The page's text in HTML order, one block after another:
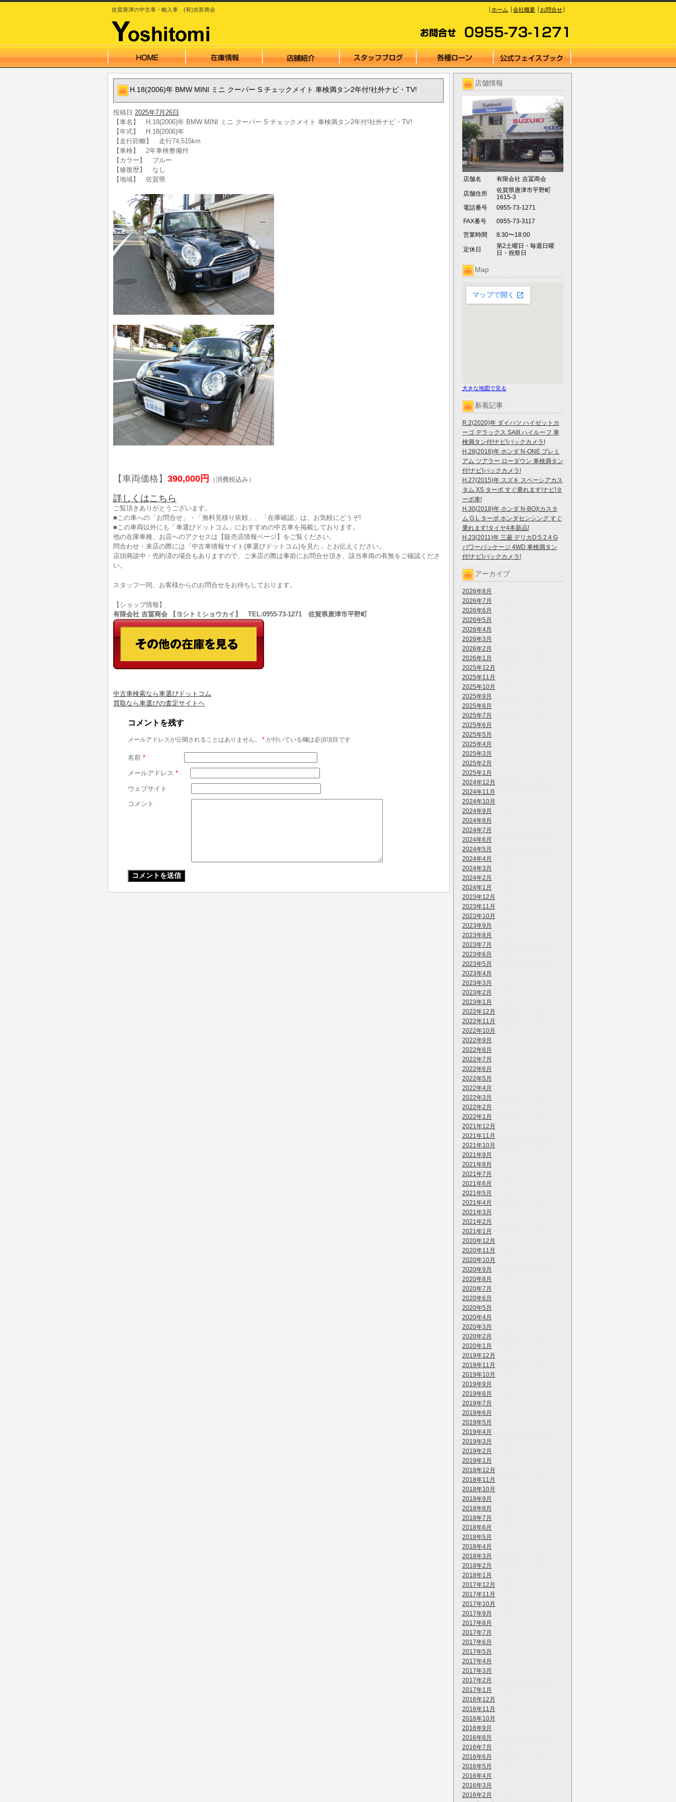
佐賀唐津の中古車・輸入車 (有)吉富商会 ホーム 会社概要 お問合せ
店舗情報
店舗名 有限会社 吉冨商会
店舗住所
佐賀県唐津市平野町
1615-3
電話番号
0955-73-1271
FAX番号
0955-73-3117
営業時間
8:30〜18:00
定休日
第2土曜日・毎週日曜
日・祝祭日
Map
大きな地図で見る
新着記事
R.2(2020)年 ダイハツ ハイゼットカ
ーゴ デラックス SAIII ハイルーフ 車
検満タン付!ナビ!バックカメラ!
H.28(2016)年 ホンダ N-ONE プレミ
アム ツアラー ローダウン 車検満タン
付!ナビ!バックカメラ!
H.27(2015)年 スズキ スペーシアカス
タム XS ターボ すぐ乗れます!ナビ!タ
ーボ車!
H.30(2018)年 ホンダ N-BOXカスタ
ム G L ターボ ホンダセンシング すぐ
乗れます!タイヤ4本新品!
H.23(2011)年 三菱 デリカD:5 2.4 G
パワーパッケージ 4WD 車検満タン
付!ナビ!バックカメラ!
アーカイブ
2026年8月
2026年7月
2026年6月
2026年5月
2026年4月
2026年3月
2026年2月
2026年1月
2025年12月
2025年11月
2025年10月
2025年9月
2025年8月
2025年7月
2025年6月
2025年5月
2025年4月
2025年3月
2025年2月
2025年1月
2024年12月
2024年11月
2024年10月
2024年9月
2024年8月
2024年7月
2024年6月
2024年5月
2024年4月
2024年3月
2024年2月
2024年1月
2023年12月
2023年11月
2023年10月
2023年9月
2023年8月
2023年7月
2023年6月
2023年5月
2023年4月
2023年3月
2023年2月
2023年1月
2022年12月
2022年11月
2022年10月
2022年9月
2022年8月
2022年7月
2022年6月
2022年5月
2022年4月
2022年3月
2022年2月
2022年1月
2021年12月
2021年11月
2021年10月
2021年9月
2021年8月
2021年7月
2021年6月
2021年5月
2021年4月
2021年3月
2021年2月
2021年1月
2020年12月
2020年11月
2020年10月
2020年9月
2020年8月
2020年7月
2020年6月
2020年5月
2020年4月
2020年3月
2020年2月
2020年1月
2019年12月
2019年11月
2019年10月
2019年9月
2019年8月
2019年7月
2019年6月
2019年5月
2019年4月
2019年3月
2019年2月
2019年1月
2018年12月
2018年11月
2018年10月
2018年9月
2018年8月
2018年7月
2018年6月
2018年5月
2018年4月
2018年3月
2018年2月
2018年1月
2017年12月
2017年11月
2017年10月
2017年9月
2017年8月
2017年7月
2017年6月
2017年5月
2017年4月
2017年3月
2017年2月
2017年1月
2016年12月
2016年11月
2016年10月
2016年9月
2016年8月
2016年7月
2016年6月
2016年5月
2016年4月
2016年3月
2016年2月
H.18(2006)年 BMW MINI ミニ クーパー S チェックメイト 車検満タン2年付!社外ナビ・TV!
投稿日 2025年7月26日
【車名】 H.18(2006)年 BMW MINI ミニ クーパー S チェックメイト 車検満タン2年付!社外ナビ・TV!
【年式】 H.18(2006)年
【走行距離】 走行74,515km
【車検】 2年車検整備付
【カラー】 ブルー
【修復歴】 なし
【地域】 佐賀県
【車両価格】 390,000円 （消費税込み）
詳しくはこちら
ご覧頂きありがとうございます。
■この車への「お問合せ」・「無料見積り依頼」、「在庫確認」は、お気軽にどうぞ!
■この車両以外にも「車選びドットコム」におすすめの中古車を掲載しております。
他の在庫車種、お店へのアクセスは【販売店情報ページ】をご覧ください。
問合わせ・来店の際には「中古車情報サイト(車選びドットコム)を見た」とお伝えください。
店頭商談中・売約済の場合もありますので、ご来店の際は事前にお問合せ頂き、該当車両の有無をご確認くださ
い。
スタッフ一同、お客様からのお問合せをお待ちしております。
【ショップ情報】
有限会社 吉冨商会 【ヨシトミショウカイ】 TEL:0955-73-1271 佐賀県唐津市平野町
中古車検索なら車選びドットコム
買取なら車選びの査定サイトヘ
コメントを残す
メールアドレスが公開されることはありません。 * が付いている欄は必須項目です
名前 *
メールアドレス *
ウェブサイト
コメント